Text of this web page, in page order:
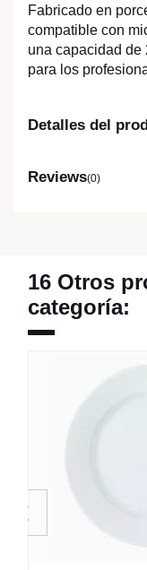
Fabricado en
compatible con
una capacidad de
para los
Detalles del
Reviews(0)
16 Otros
categoría: